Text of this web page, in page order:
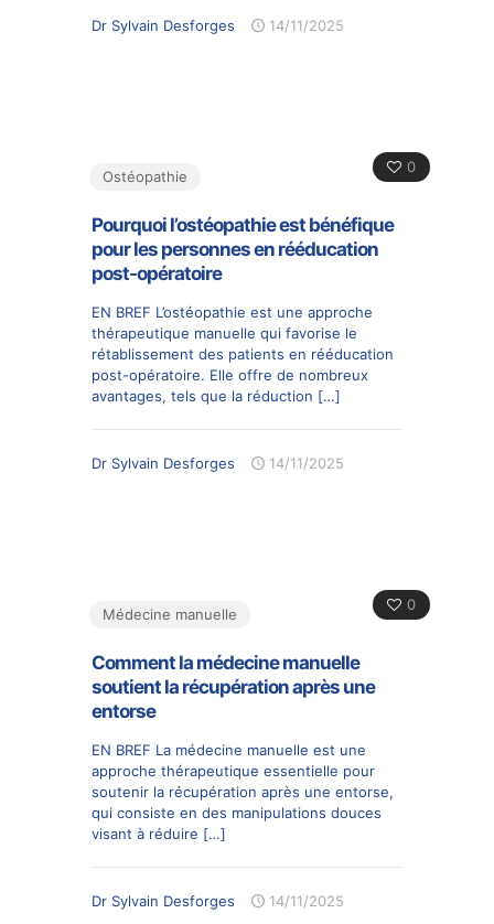
Dr Sylvain Desforges 14/11/2025
0
Ostéopathie
Pourquoi l’ostéopathie est bénéfique
pour les personnes en rééducation
post-opératoire
EN BREF L’ostéopathie est une approche
thérapeutique manuelle qui favorise le
rétablissement des patients en rééducation
post-opératoire. Elle offre de nombreux
avantages, tels que la réduction […]
Dr Sylvain Desforges 14/11/2025
0
Médecine manuelle
Comment la médecine manuelle
soutient la récupération après une
entorse
EN BREF La médecine manuelle est une
approche thérapeutique essentielle pour
soutenir la récupération après une entorse,
qui consiste en des manipulations douces
visant à réduire […]
Dr Sylvain Desforges 14/11/2025